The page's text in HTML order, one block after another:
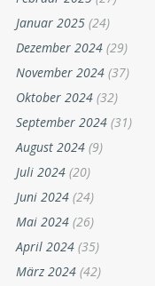
Januar 2025 (24)
Dezember 2024 (29)
November 2024 (37)
Oktober 2024 (32)
September 2024 (31)
August 2024 (9)
Juli 2024 (20)
Juni 2024 (24)
Mai 2024 (26)
April 2024 (35)
März 2024 (42)